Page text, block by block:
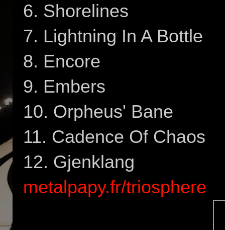
6. Shorelines
7. Lightning In A Bottle
8. Encore
9. Embers
10. Orpheus' Bane
11. Cadence Of Chaos
12. Gjenklang
metalpapy.fr/triosphere